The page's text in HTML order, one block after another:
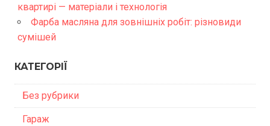
квартирі — матеріали і технологія
Фарба масляна для зовнішніх робіт: різновиди
сумішей
КАТЕГОРІЇ
Без рубрики
Гараж